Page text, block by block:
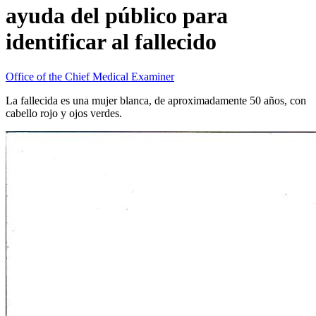
ayuda del público para
identificar al fallecido
Office of the Chief Medical Examiner
La fallecida es una mujer blanca, de aproximadamente 50 años, con
cabello rojo y ojos verdes.